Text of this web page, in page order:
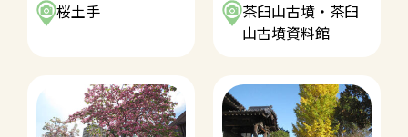
桜土手
茶臼山古墳・茶臼
山古墳資料館